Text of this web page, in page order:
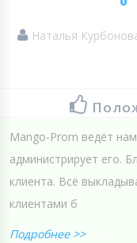
Наталья
Mango-Prom ведёт
администрирует его.
клиента. Всё
клиентами б
Подробнее >>